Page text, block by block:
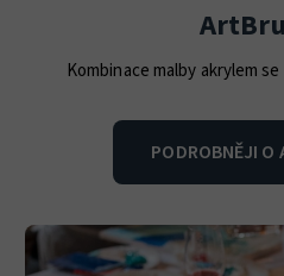
Kombinace malby akrylem
PODROBNĚJI O